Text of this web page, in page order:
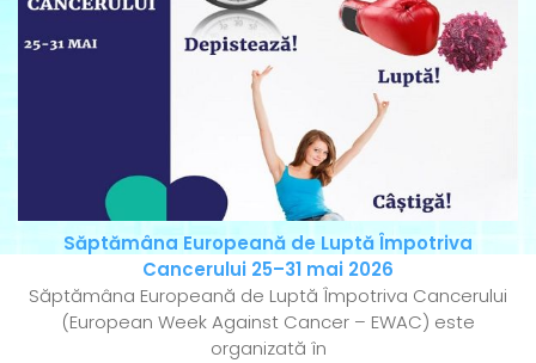
Săptămâna Europeană de Luptă Împotriva
Cancerului 25–31 mai 2026
Săptămâna Europeană de Luptă Împotriva Cancerului
(European Week Against Cancer – EWAC) este
organizată în